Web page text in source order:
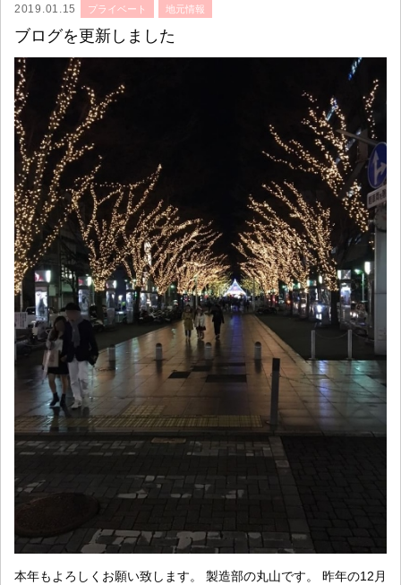
2019.01.15 プライベート 地元情報
ブログを更新しました
本年もよろしくお願い致します。 製造部の丸山です。 昨年の12月